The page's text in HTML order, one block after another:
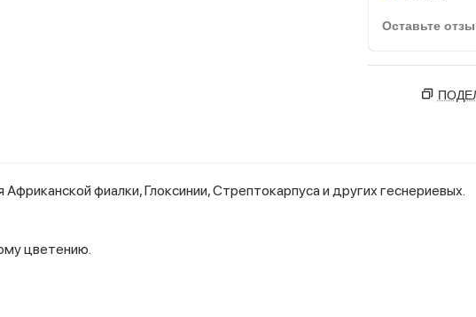
Оставьте
фиалки, Глоксинии, Стрептокарпуса и других геснериевых.
цветению.